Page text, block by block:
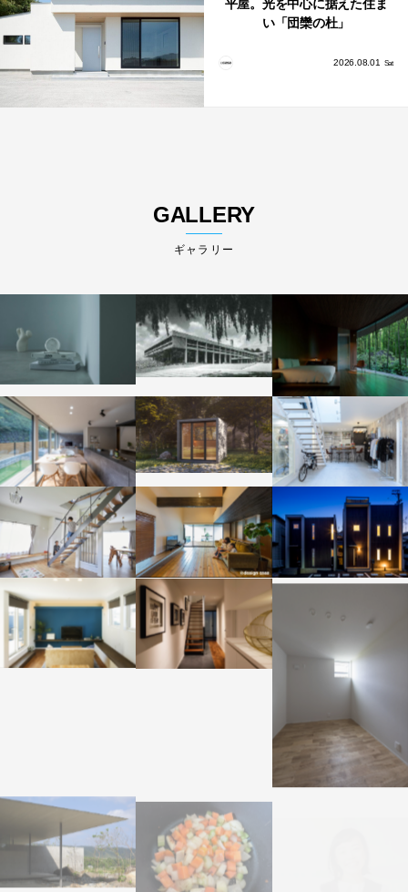
平屋。光を中心に据えた住ま
い「団欒の杜」
2026.08.01 Sat
GALLERY
ギャラリー